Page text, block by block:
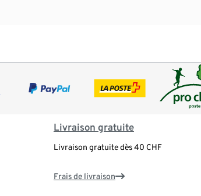
Livraison gratuite
Livraison gratuite dès 40 CHF
Frais de livraison